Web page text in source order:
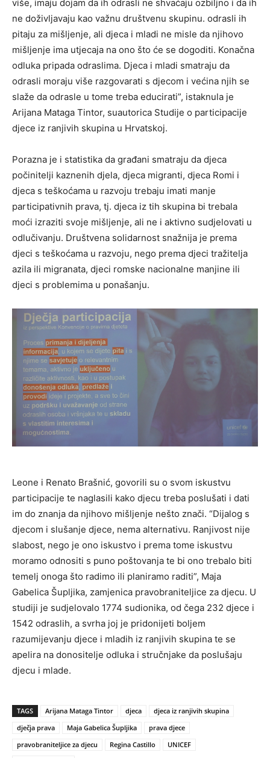
više, imaju dojam da ih odrasli ne shvaćaju ozbiljno i da ih
ne doživljavaju kao važnu društvenu skupinu. odrasli ih
pitaju za mišljenje, ali djeca i mladi ne misle da njihovo
mišljenje ima utjecaja na ono što će se dogoditi. Konačna
odluka pripada odraslima. Djeca i mladi smatraju da
odrasli moraju više razgovarati s djecom i većina njih se
slaže da odrasle u tome treba educirati”, istaknula je
Arijana Mataga Tintor, suautorica Studije o participacije
djece iz ranjivih skupina u Hrvatskoj.
Porazna je i statistika da građani smatraju da djeca
počinitelji kaznenih djela, djeca migranti, djeca Romi i
djeca s teškoćama u razvoju trebaju imati manje
participativnih prava, tj. djeca iz tih skupina bi trebala
moći izraziti svoje mišljenje, ali ne i aktivno sudjelovati u
odlučivanju. Društvena solidarnost snažnija je prema
djeci s teškoćama u razvoju, nego prema djeci tražitelja
azila ili migranata, djeci romske nacionalne manjine ili
djeci s problemima u ponašanju.
Leone i Renato Brašnić, govorili su o svom iskustvu
participacije te naglasili kako djecu treba poslušati i dati
im do znanja da njihovo mišljenje nešto znači. “Dijalog s
djecom i slušanje djece, nema alternativu. Ranjivost nije
slabost, nego je ono iskustvo i prema tome iskustvu
moramo odnositi s puno poštovanja te bi ono trebalo biti
temelj onoga što radimo ili planiramo raditi”, Maja
Gabelica Šupljika, zamjenica pravobraniteljice za djecu. U
studiji je sudjelovalo 1774 sudionika, od čega 232 djece i
1542 odraslih, a svrha joj je pridonijeti boljem
razumijevanju djece i mladih iz ranjivih skupina te se
apelira na donositelje odluka i stručnjake da poslušaju
djecu i mlade.
TAGS Arijana Mataga Tintor djeca
djeca iz ranjivih skupina
dječja prava
Maja Gabelica Šupljika
prava djece
pravobraniteljice za djecu
Regina Castillo
UNICEF